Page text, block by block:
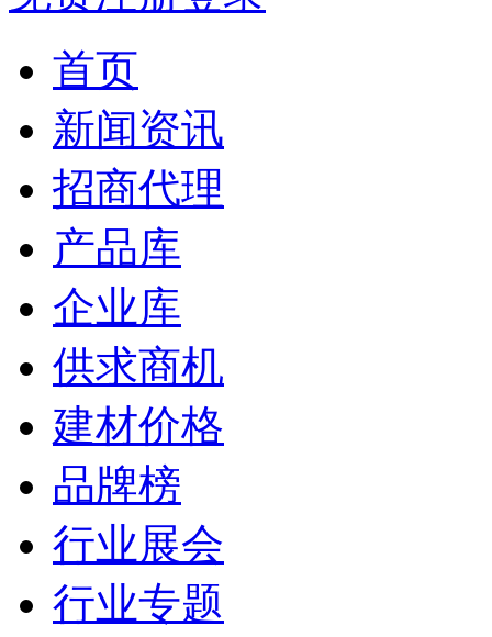
首页
新闻资讯
招商代理
产品库
企业库
供求商机
建材价格
品牌榜
行业展会
行业专题